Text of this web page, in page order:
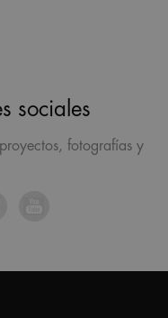
sociales
fotografías y